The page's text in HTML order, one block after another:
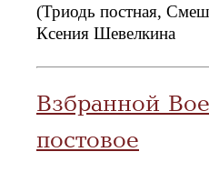
(Триодь постная,
Ксения Шевелкина
Взбранной
постовое